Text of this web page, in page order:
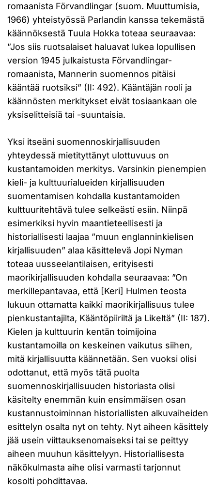
romaanista Förvandlingar (suom. Muuttumisia,
1966) yhteistyössä Parlandin kanssa tekemästä
käännöksestä Tuula Hokka toteaa seuraavaa:
”Jos siis ruotsalaiset haluavat lukea lopullisen
version 1945 julkaistusta Förvandlingar-
romaanista, Mannerin suomennos pitäisi
kääntää ruotsiksi” (II: 492). Kääntäjän rooli ja
käännösten merkitykset eivät tosiaankaan ole
yksiselitteisiä tai -suuntaisia.
Yksi itseäni suomennoskirjallisuuden
yhteydessä mietityttänyt ulottuvuus on
kustantamoiden merkitys. Varsinkin pienempien
kieli- ja kulttuurialueiden kirjallisuuden
suomentamisen kohdalla kustantamoiden
kulttuuritehtävä tulee selkeästi esiin. Niinpä
esimerkiksi hyvin maantieteellisesti ja
historiallisesti laajaa ”muun englanninkielisen
kirjallisuuden” alaa käsittelevä Jopi Nyman
toteaa uusseelantilaisen, erityisesti
maorikirjallisuuden kohdalla seuraavaa: ”On
merkillepantavaa, että [Keri] Hulmen teosta
lukuun ottamatta kaikki maorikirjallisuus tulee
pienkustantajilta, Kääntöpiiriltä ja Likeltä” (II: 187).
Kielen ja kulttuurin kentän toimijoina
kustantamoilla on keskeinen vaikutus siihen,
mitä kirjallisuutta käännetään. Sen vuoksi olisi
odottanut, että myös tätä puolta
suomennoskirjallisuuden historiasta olisi
käsitelty enemmän kuin ensimmäisen osan
kustannustoiminnan historiallisten alkuvaiheiden
esittelyn osalta nyt on tehty. Nyt aiheen käsittely
jää usein viittauksenomaiseksi tai se peittyy
aiheen muuhun käsittelyyn. Historiallisesta
näkökulmasta aihe olisi varmasti tarjonnut
kosolti pohdittavaa.